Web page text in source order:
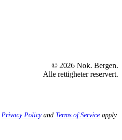
© 2026 Nok. Bergen.
Alle rettigheter reservert.
Privacy Policyand Terms of Service apply.